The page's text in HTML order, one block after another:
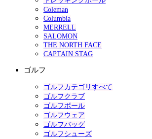
Coleman
Columbia
MERRELL
SALOMON
THE NORTH FACE
CAPTAIN STAG
ゴルフ
ゴルフカテゴリすべて
ゴルフクラブ
ゴルフボール
ゴルフウェア
ゴルフバッグ
ゴルフシューズ